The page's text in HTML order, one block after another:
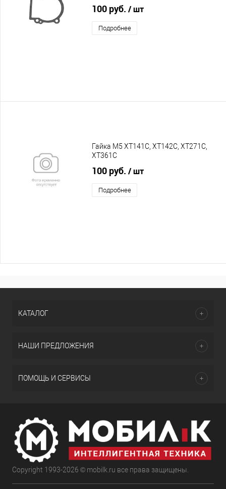
100 руб. / шт
Подробнее
Гайка М5 XT141C, XT142C, XT271C,
XT361C
100 руб. / шт
Подробнее
КАТАЛОГ
НАШИ ПРЕДЛОЖЕНИЯ
ПОМОЩЬ И СЕРВИСЫ
Copyright 1993-2026 © mobilk.ru все права защищены.